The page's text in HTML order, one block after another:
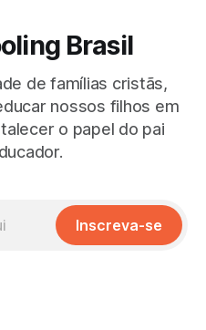
Brasil
de famílias cristãs,
nossos filhos em
o papel do pai
Inscreva-se